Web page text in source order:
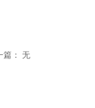
篇： 无